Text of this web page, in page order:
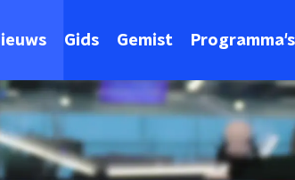
Gids Gemist Programma's